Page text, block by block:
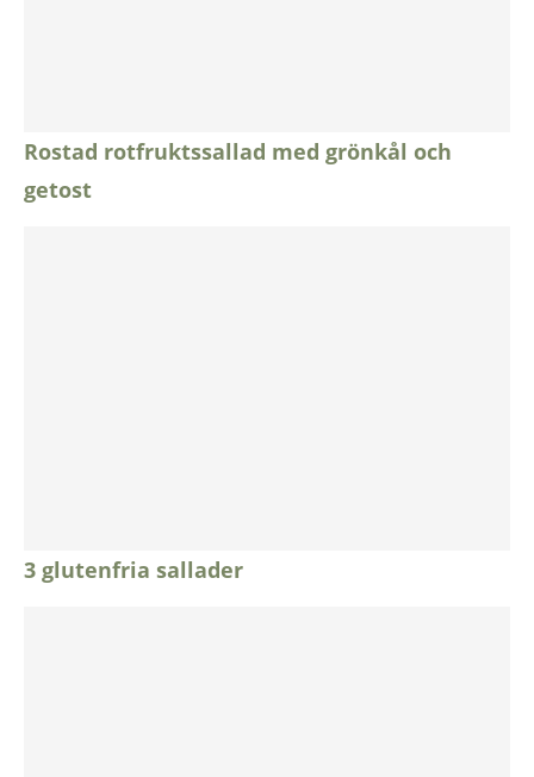
Rostad rotfruktssallad med grönkål och
getost
3 glutenfria sallader